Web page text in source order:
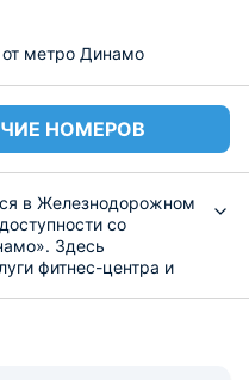
метро Динамо
НОМЕРОВ
в Железнодорожном
со
Здесь
фитнес-центра и
городские здания.